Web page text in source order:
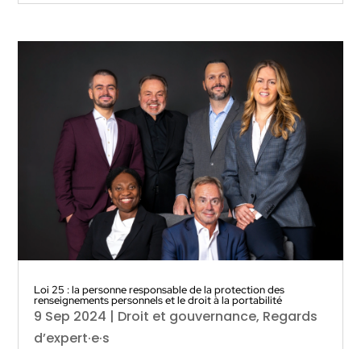
Loi 25 : la personne responsable de la protection des
renseignements personnels et le droit à la portabilité
9 Sep 2024 | Droit et gouvernance, Regards
d’expert·e·s